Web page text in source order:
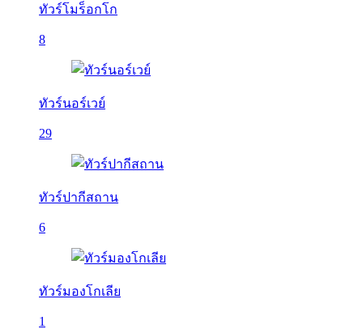
ทัวร์โมร็อกโก
8
ทัวร์นอร์เวย์
29
ทัวร์ปากีสถาน
6
ทัวร์มองโกเลีย
1